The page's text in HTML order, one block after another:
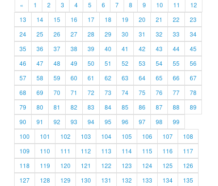
« 1 2 3 4 5 6 7 8 9 10 11
12
13
14 15 16 17 18 19 20 21 22
23
24
25 26 27 28 29 30 31 32 33
34
35
36 37 38 39 40 41 42 43 44
45
46
47 48 49 50 51 52 53 54 55
56
57
58 59 60 61 62 63 64 65 66
67
68
69 70 71 72 73 74 75 76 77
78
79
80 81 82 83 84 85 86 87 88
89
90
91 92 93 94 95 96 97 98
99
100
101 102 103 104 105 106 107
108
109
110 111 112 113 114 115 116
117
118
119 120 121 122 123 124 125
126
127
128 129 130 131 132 133 134
135